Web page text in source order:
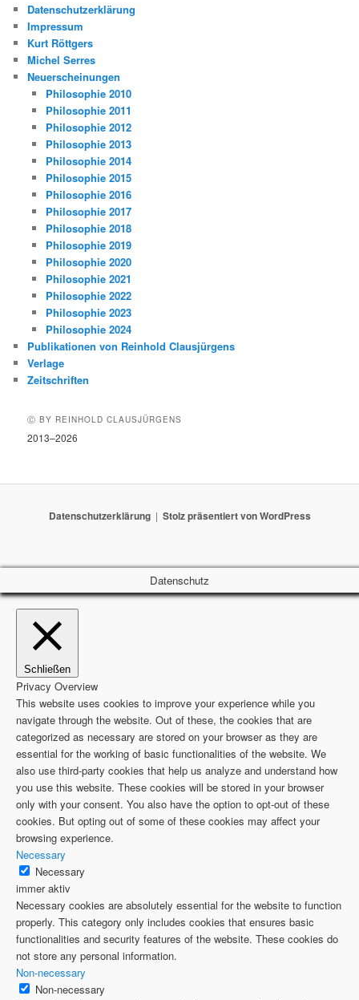
Datenschutzerklärung
Impressum
Kurt Röttgers
Michel Serres
Neuerscheinungen
Philosophie 2010
Philosophie 2011
Philosophie 2012
Philosophie 2013
Philosophie 2014
Philosophie 2015
Philosophie 2016
Philosophie 2017
Philosophie 2018
Philosophie 2019
Philosophie 2020
Philosophie 2021
Philosophie 2022
Philosophie 2023
Philosophie 2024
Publikationen von Reinhold Clausjürgens
Verlage
Zeitschriften
Ⓒ BY REINHOLD CLAUSJÜRGENS
2013–2026
Datenschutzerklärung Stolz präsentiert von WordPress
Datenschutz
Schließen
Privacy Overview
This website uses cookies to improve your experience while you
navigate through the website. Out of these, the cookies that are
categorized as necessary are stored on your browser as they are
essential for the working of basic functionalities of the website. We
also use third-party cookies that help us analyze and understand how
you use this website. These cookies will be stored in your browser
only with your consent. You also have the option to opt-out of these
cookies. But opting out of some of these cookies may affect your
browsing experience.
Necessary
Necessary
immer aktiv
Necessary cookies are absolutely essential for the website to function
properly. This category only includes cookies that ensures basic
functionalities and security features of the website. These cookies do
not store any personal information.
Non-necessary
Non-necessary